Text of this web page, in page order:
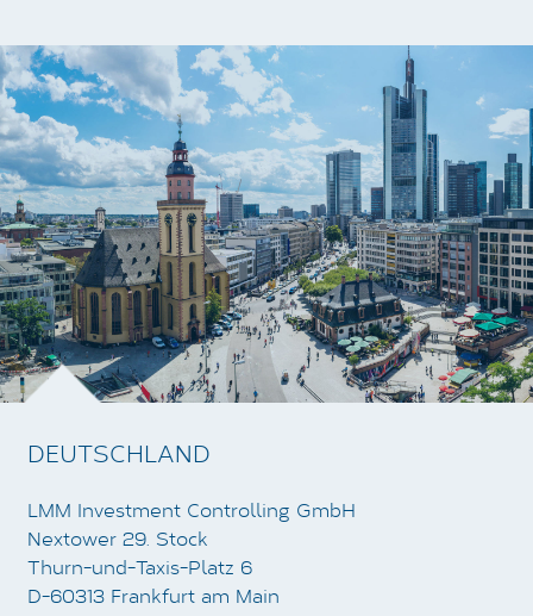
DEUTSCHLAND
LMM Investment Controlling GmbH
Nextower 29. Stock
Thurn-und-Taxis-Platz 6
D-60313 Frankfurt am Main